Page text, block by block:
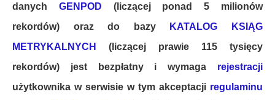
danych GENPOD
(liczącej ponad 5 milionów
rekordów) oraz do bazy
KATALOG KSIĄG
METRYKALNYCH
(liczącej prawie 115 tysięcy
rekordów) jest bezpłatny i wymaga rejestracji
użytkownika w serwisie w tym akceptacji regulaminu